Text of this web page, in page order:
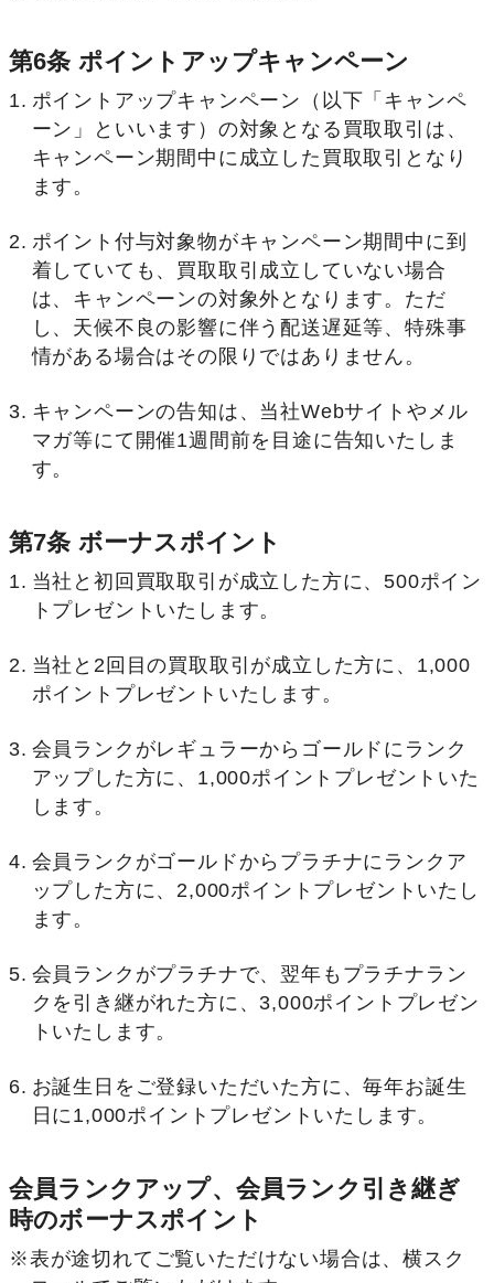
第6条 ポイントアップキャンペーン
ポイントアップキャンペーン（以下「キャンペ
ーン」といいます）の対象となる買取取引は、
キャンペーン期間中に成立した買取取引となり
ます。
ポイント付与対象物がキャンペーン期間中に到
着していても、買取取引成立していない場合
は、キャンペーンの対象外となります。ただ
し、天候不良の影響に伴う配送遅延等、特殊事
情がある場合はその限りではありません。
キャンペーンの告知は、当社Webサイトやメル
マガ等にて開催1週間前を目途に告知いたしま
す。
第7条 ボーナスポイント
当社と初回買取取引が成立した方に、500ポイン
トプレゼントいたします。
当社と2回目の買取取引が成立した方に、1,000
ポイントプレゼントいたします。
会員ランクがレギュラーからゴールドにランク
アップした方に、1,000ポイントプレゼントいた
します。
会員ランクがゴールドからプラチナにランクア
ップした方に、2,000ポイントプレゼントいたし
ます。
会員ランクがプラチナで、翌年もプラチナラン
クを引き継がれた方に、3,000ポイントプレゼン
トいたします。
お誕生日をご登録いただいた方に、毎年お誕生
日に1,000ポイントプレゼントいたします。
会員ランクアップ、会員ランク引き継ぎ
時のボーナスポイント
※表が途切れてご覧いただけない場合は、横スク